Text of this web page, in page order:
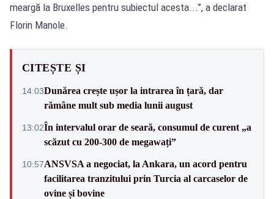
meargă la Bruxelles pentru subiectul acesta...”, a declarat
Florin Manole.
CITEȘTE ȘI
14:03Dunărea crește ușor la intrarea în țară, dar
rămâne mult sub media lunii august
13:02În intervalul orar de seară, consumul de curent „a
scăzut cu 200-300 de megawați”
10:57ANSVSA a negociat, la Ankara, un acord pentru
facilitarea tranzitului prin Turcia al carcaselor de
ovine și bovine